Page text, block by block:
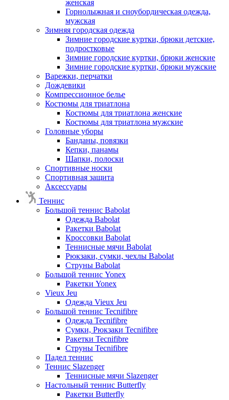
женская
Горнолыжная и сноубордическая одежда,
мужская
Зимняя городская одежда
Зимние городские куртки, брюки детские,
подростковые
Зимние городские куртки, брюки женские
Зимние городские куртки, брюки мужские
Варежки, перчатки
Дождевики
Компрессионное белье
Костюмы для триатлона
Костюмы для триатлона женские
Костюмы для триатлона мужские
Головные уборы
Банданы, повязки
Кепки, панамы
Шапки, полоски
Спортивные носки
Спортивная защита
Аксессуары
Теннис
Большой теннис Babolat
Одежда Babolat
Ракетки Babolat
Кроссовки Babolat
Теннисные мячи Babolat
Рюкзаки, сумки, чехлы Babolat
Струны Babolat
Большой теннис Yonex
Ракетки Yonex
Vieux Jeu
Одежда Vieux Jeu
Большой теннис Tecnifibre
Одежда Tecnifibre
Сумки, Рюкзаки Tecnifibre
Ракетки Tecnifibre
Струны Tecnifibre
Падел теннис
Теннис Slazenger
Теннисные мячи Slazenger
Настольный теннис Butterfly
Ракетки Butterfly